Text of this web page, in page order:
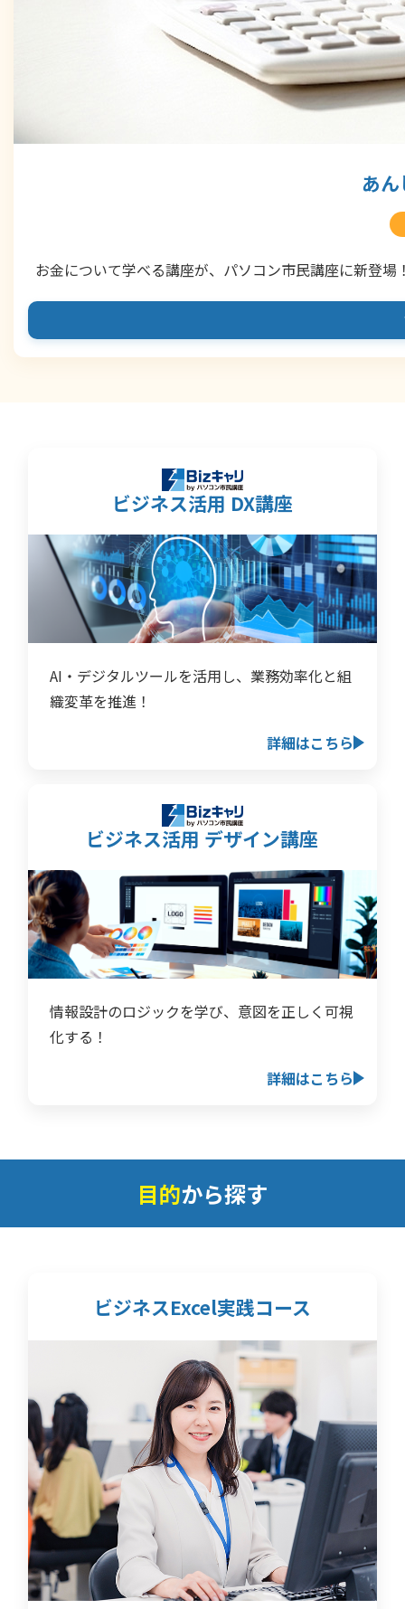
あ
お金について学べる講座が、パソコン市民講座に新登場
ビジネス活用 DX講座
AI・デジタルツールを活用し、業務効率化と組
織変革を推進！
詳細はこちら
ビジネス活用 デザイン講座
情報設計のロジックを学び、意図を正しく可視
化する！
詳細はこちら
目的から探す
ビジネスExcel実践コース